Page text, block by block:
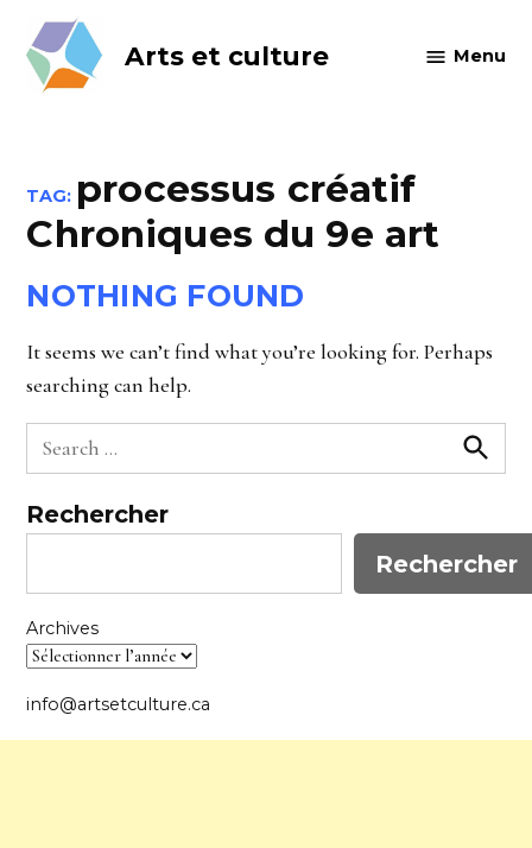
content
Arts et culture Menu
TAG: processus créatif
Chroniques du 9e art
NOTHING FOUND
It seems we can’t find what you’re looking for. Perhaps
searching can help.
Search
for:
Rechercher
Rechercher
Archives
info@artsetculture.ca